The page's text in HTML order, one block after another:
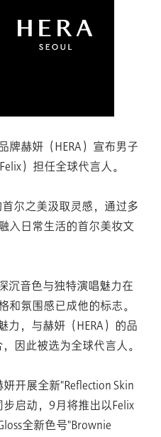
牌赫妍（HERA）宣布男子
）担任全球代言人。
尔之美汲取灵感，通过多
入日常生活的首尔美妆文
沉音色与独特演唱魅力在
和氛围感已成他的标志。
力，与赫妍（HERA）的品
因此被选为全球代言人。
开展全新"Reflection Skin
启动，9月将推出以Felix
全新色号"Brownie